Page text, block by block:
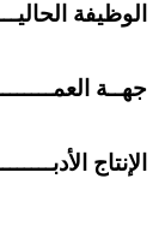
الوظيفة
جهــة
الإنتاج